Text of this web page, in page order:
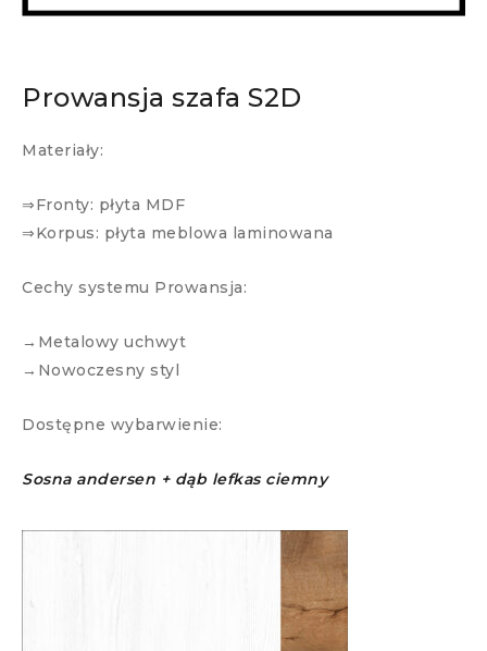
Prowansja szafa S2D
Materiały:
⇒Fronty: płyta MDF
⇒Korpus: płyta meblowa laminowana
Cechy systemu Prowansja:
→Metalowy uchwyt
→Nowoczesny styl
Dostępne wybarwienie:
Sosna andersen + dąb lefkas ciemny